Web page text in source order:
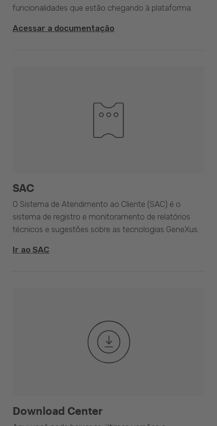
funcionalidades que estão chegando à plataforma.
Acessar a documentação
SAC
O Sistema de Atendimento ao Cliente (SAC) é o
sistema de registro e monitoramento de relatórios
técnicos e sugestões sobre as tecnologias GeneXus.
Ir ao SAC
Download Center